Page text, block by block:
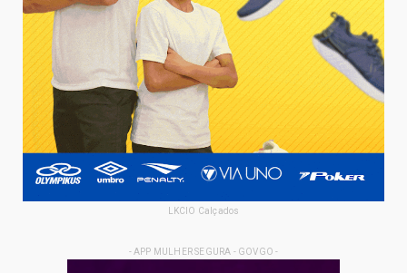
LKCIO Calçados
- APP MULHER SEGURA - GOVGO -